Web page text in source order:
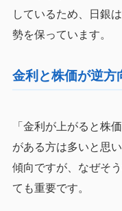
しているため、日銀
勢を保っています。
金利と株価が逆方
「金利が上がると株
がある方は多いと思
傾向ですが、なぜそ
ても重要です。